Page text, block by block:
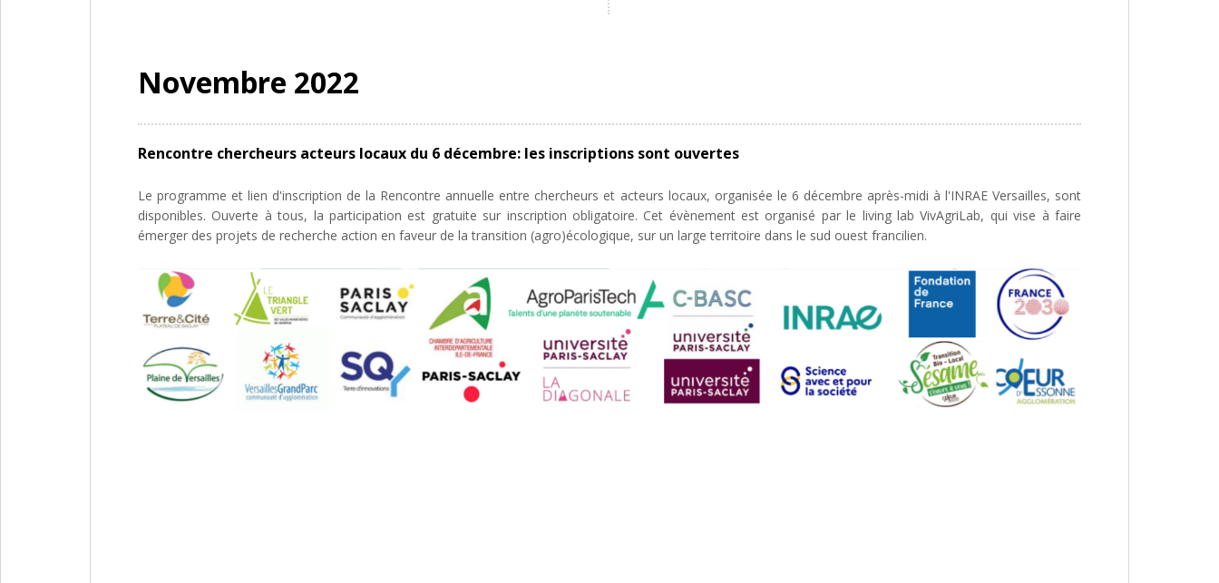
Novembre 2022
Rencontre chercheurs acteurs locaux du 6 décembre: les inscriptions sont ouvertes
Le programme et lien d'inscription de la Rencontre annuelle entre chercheurs et acteurs locaux, organisée le 6 décembre après-midi à l'INRAE Versailles, sont
disponibles. Ouverte à tous, la participation est gratuite sur inscription obligatoire. Cet évènement est organisé par le living lab VivAgriLab, qui vise à faire
émerger des projets de recherche action en faveur de la transition (agro)écologique, sur un large territoire dans le sud ouest francilien.